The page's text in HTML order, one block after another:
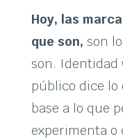
Hoy, las
que son, son
son. Identidad
público dice lo
base a lo que
experimenta o